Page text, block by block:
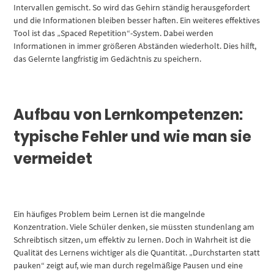
Intervallen gemischt. So wird das Gehirn ständig herausgefordert
und die Informationen bleiben besser haften. Ein weiteres effektives
Tool ist das „Spaced Repetition“-System. Dabei werden
Informationen in immer größeren Abständen wiederholt. Dies hilft,
das Gelernte langfristig im Gedächtnis zu speichern.
Aufbau von Lernkompetenzen:
typische Fehler und wie man sie
vermeidet
Ein häufiges Problem beim Lernen ist die mangelnde
Konzentration. Viele Schüler denken, sie müssten stundenlang am
Schreibtisch sitzen, um effektiv zu lernen. Doch in Wahrheit ist die
Qualität des Lernens wichtiger als die Quantität. „Durchstarten statt
pauken“ zeigt auf, wie man durch regelmäßige Pausen und eine